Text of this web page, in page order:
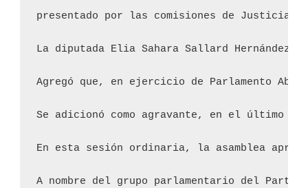
presentado por las comisiones de Justicia
La diputada Elia Sahara Sallard
Agregó que, en ejercicio de Parlamento
Se adicionó como agravante, en el último
En esta sesión ordinaria, la asamblea
A nombre del grupo parlamentario del